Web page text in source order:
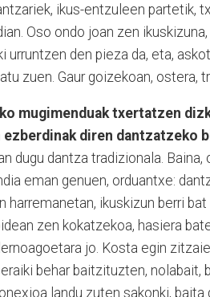
ikus-entzuleen partetik,
Oso ondo joan zen
urruntzen den pieza da, eta,
zuen. Gaur goizekoan, ostera,
mugimenduak txertatzen
ezberdinak diren dantzatzeko
dugu dantza tradizionala.
eman genuen, orduantxe:
harremanetan, ikuskizun berri
zen kokatzekoa, hasiera
jo. Kosta egin
behar baitzituzten,
landu zuten sakonki,